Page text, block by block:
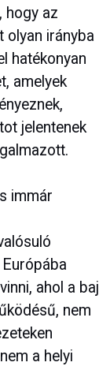
hogy az
olyan irányba
hatékonyan
amelyek
jelentenek
immár
ahol a baj
nem
a helyi